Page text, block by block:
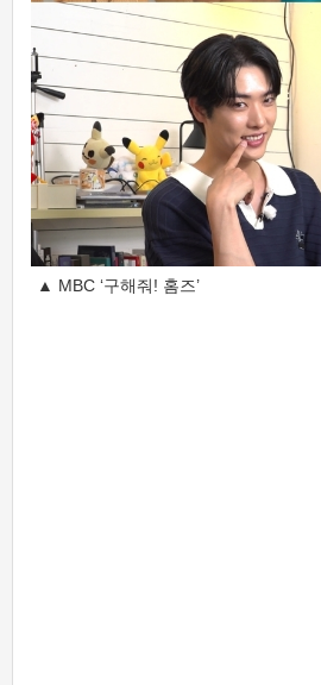
▲ MBC ‘구해줘! 홈즈’